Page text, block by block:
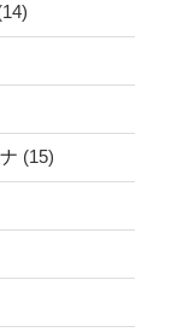
(15)